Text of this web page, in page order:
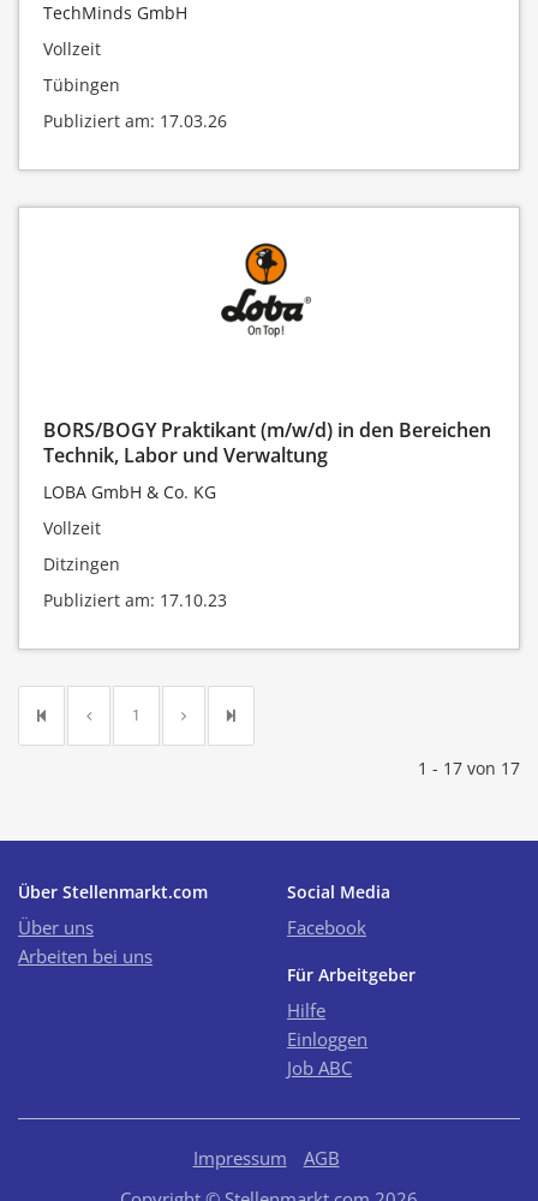
TechMinds GmbH
Vollzeit
Tübingen
Publiziert am: 17.03.26
BORS/BOGY Praktikant (m/w/d) in den Bereichen
Technik, Labor und Verwaltung
LOBA GmbH & Co. KG
Vollzeit
Ditzingen
Publiziert am: 17.10.23
1
1 - 17 von 17
Über Stellenmarkt.com
Über uns
Arbeiten bei uns
Social Media
Facebook
Für Arbeitgeber
Hilfe
Einloggen
Job ABC
Impressum
AGB